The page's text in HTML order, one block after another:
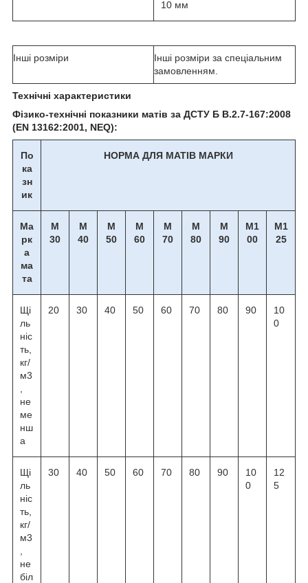
10 мм
Інші розміри
Інші розміри за спеціальним
замовленням.
Технічні характеристики
Фізико-технічні показники матів за ДСТУ Б В.2.7-167:2008
(EN 13162:2001, NEQ):
По
ка
зн
ик
НОРМА ДЛЯ МАТІВ МАРКИ
Ма
рк
а
ма
та
М
30
М
40
М
50
М
60
М
70
М
80
М
90
М1
00
М1
25
Щі
ль
ніс
ть,
кг/
м3
не
ме
нш
а
20 30 40 50 60 70 80 90
10
0
Щі
ль
ніс
ть,
кг/
м3
не
біл
30 40 50 60 70 80 90
10
0
12
5